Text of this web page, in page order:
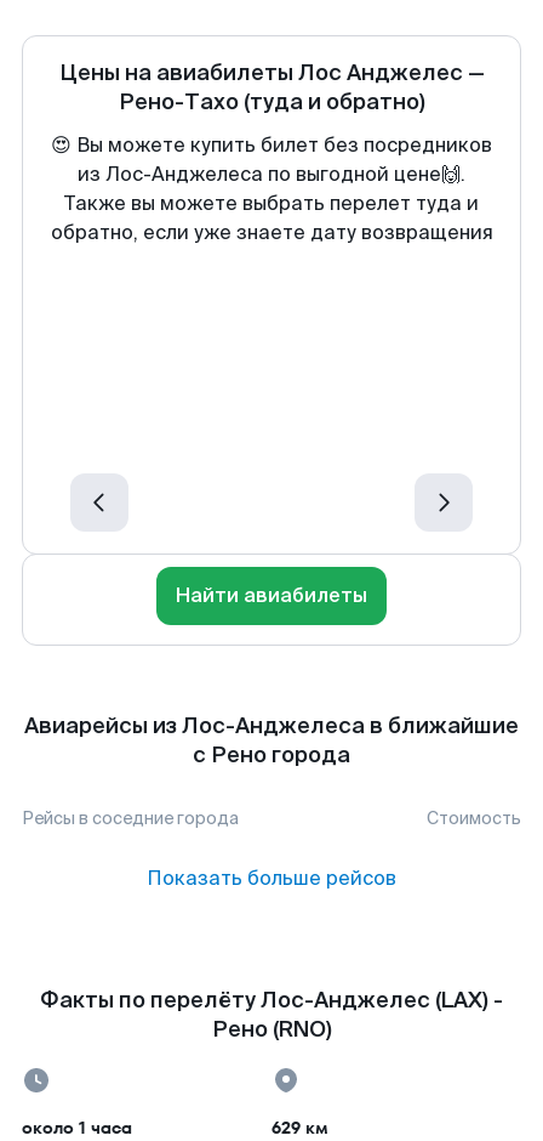
Цены на авиабилеты Лос Анджелес —
Рено-Тахо (туда и обратно)
😍 Вы можете купить билет без посредников
из Лос-Анджелеса по выгодной цене🙌.
Также вы можете выбрать перелет туда и
обратно, если уже знаете дату возвращения
Найти авиабилеты
Авиарейсы из Лос-Анджелеса в ближайшие
с Рено города
Рейсы в соседние города Стоимость
Показать больше рейсов
Факты по перелёту Лос-Анджелес (LAX) -
Рено (RNO)
около 1 часа 629 км